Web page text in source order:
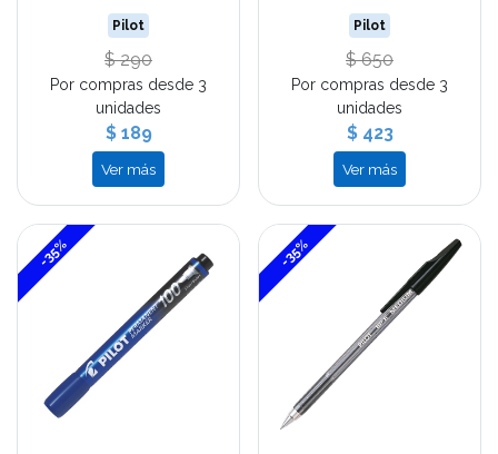
Pilot
$ 290
Por compras desde 3
unidades
$ 189
Ver más
Pilot
$ 650
Por compras desde 3
unidades
$ 423
Ver más
-35% -35%